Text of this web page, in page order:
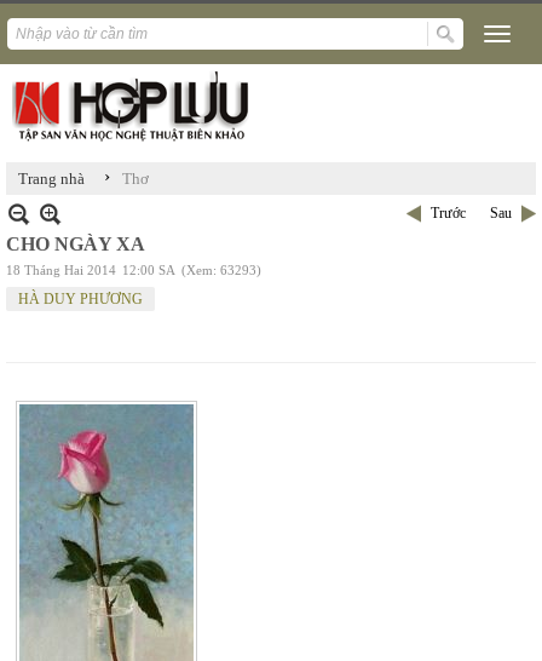
Trang nhà › Thơ
Trước Sau
CHO NGÀY XA
18 Tháng Hai 2014 12:00 SA (Xem: 63293)
HÀ DUY PHƯƠNG